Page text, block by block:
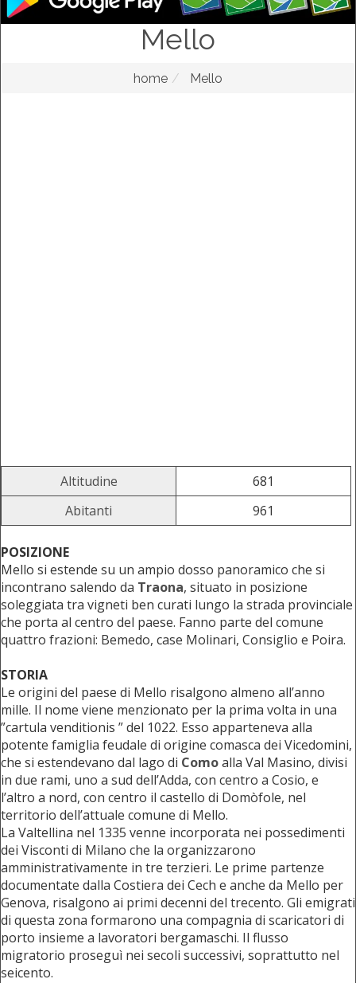
Mello
home Mello
Altitudine
681
Abitanti
961
POSIZIONE
Mello si estende su un ampio dosso panoramico che si
incontrano salendo da Traona, situato in posizione
soleggiata tra vigneti ben curati lungo la strada provinciale
che porta al centro del paese. Fanno parte del comune
quattro frazioni: Bemedo, case Molinari, Consiglio e Poira.
STORIA
Le origini del paese di Mello risalgono almeno all’anno
mille. Il nome viene menzionato per la prima volta in una
”cartula venditionis ” del 1022. Esso apparteneva alla
potente famiglia feudale di origine comasca dei Vicedomini,
che si estendevano dal lago di Comoalla Val Masino, divisi
in due rami, uno a sud dell’Adda, con centro a Cosio, e
l’altro a nord, con centro il castello di Domòfole, nel
territorio dell’attuale comune di Mello.
La Valtellina nel 1335 venne incorporata nei possedimenti
dei Visconti di Milano che la organizzarono
amministrativamente in tre terzieri. Le prime partenze
documentate dalla Costiera dei Cech e anche da Mello per
Genova, risalgono ai primi decenni del trecento. Gli emigrati
di questa zona formarono una compagnia di scaricatori di
porto insieme a lavoratori bergamaschi. Il flusso
migratorio proseguì nei secoli successivi, soprattutto nel
seicento.